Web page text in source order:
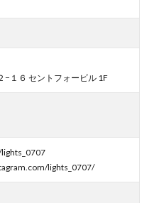
１６ セントフォービル 1F
lights_0707/